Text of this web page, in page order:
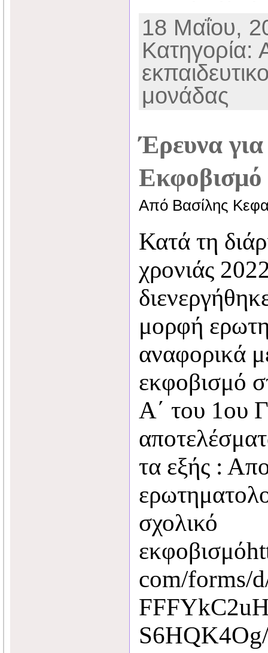
18 Μαΐου,
Κατηγορία:
μονάδας
Έρευνα
Εκφοβισμό
Από Βασίλης
Κατά τη
χρονιάς
μορφή
αναφορικά
εκφοβισμό
Α΄ του 1ου
τα εξής :
σχολικό
com/forms/